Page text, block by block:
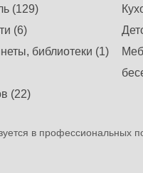
(129)
(6)
библиотеки (1)
(22)
в профессиональных